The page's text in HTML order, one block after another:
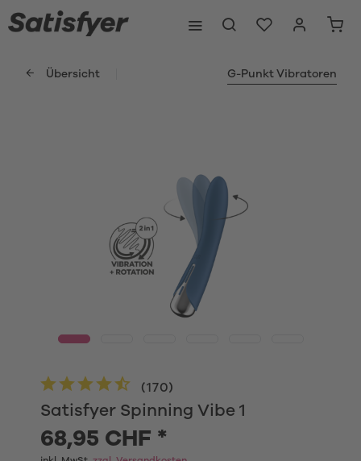
Übersicht G-Punkt Vibratoren
Satisfyer Spinning Vibe 1
(170)
68,95 CHF *